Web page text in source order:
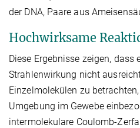
der DNA, Paare aus
Hochwirksame
Diese Ergebnisse zeigen,
Strahlenwirkung nicht
Einzelmolekülen zu
Umgebung im Gewebe
intermolekulare Coulomb-